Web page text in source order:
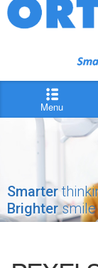
Menu
Smarter
Brightersmile